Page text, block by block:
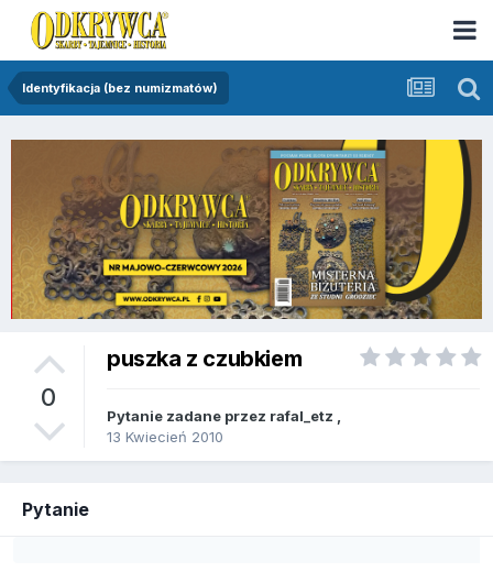
Identyfikacja (bez numizmatów)
0
puszka z czubkiem
Pytanie zadane przez rafal_etz
13 Kwiecień 2010
Pytanie